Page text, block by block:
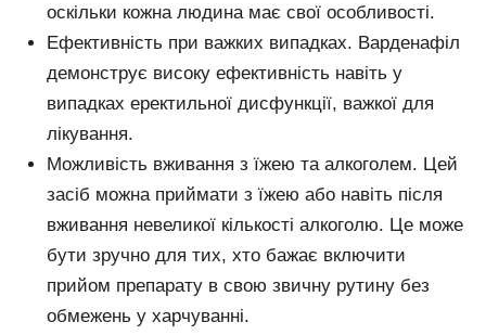
оскільки кожна людина має свої особливості.
Ефективність при важких випадках. Варденафіл
демонструє високу ефективність навіть у
випадках еректильної дисфункції, важкої для
лікування.
Можливість вживання з їжею та алкоголем. Цей
засіб можна приймати з їжею або навіть після
вживання невеликої кількості алкоголю. Це може
бути зручно для тих, хто бажає включити
прийом препарату в свою звичну рутину без
обмежень у харчуванні.